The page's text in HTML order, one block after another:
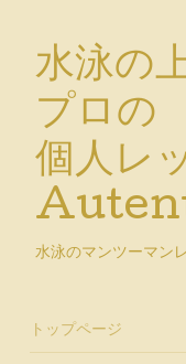
水泳の
プロの
個人レ
水泳のマンツーマン
トップページ